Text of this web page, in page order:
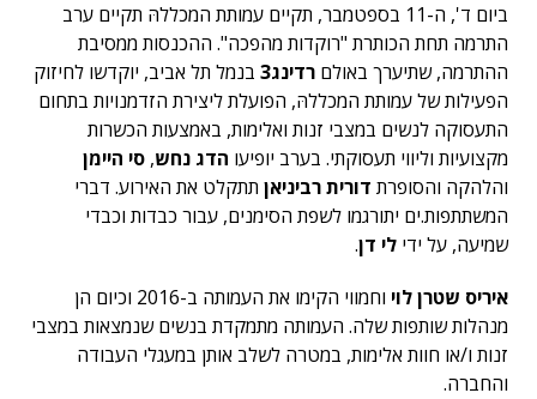
ביום ד', ה-11 בספטמבר, תקיים עמותת המכללהּ תקיים ערב
התרמה תחת הכותרת "רוקדות מהפכה". ההכנסות ממסיבת
ההתרמה, שתיערך באולם רדינג3
בנמל תל אביב, יוקדשו לחיזוק
הפעילות של עמותת המכללהּ, הפועלת ליצירת הזדמנויות בתחום
התעסוקה לנשים במצבי זנות ואלימות, באמצעות הכשרות
מקצועיות וליווי תעסוקתי. בערב יופיעו הדג נחש, סי היימן
והלהקה והסופרת דורית רביניאן תתקלט את האירוע. דברי
המשתתפות.ים יתורגמו לשפת הסימנים, עבור כבדות וכבדי
שמיעה, על ידי לי דן.
איריס שטרן לוי
וחמווי הקימו את העמותה ב-2016 וכיום הן
מנהלות שותפות שלה. העמותה מתמקדת בנשים שנמצאות במצבי
זנות ו/או חוות אלימות, במטרה לשלב אותן במעגלי העבודה
והחברה.